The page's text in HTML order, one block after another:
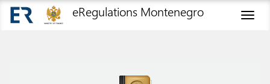
eRegulations Montenegro